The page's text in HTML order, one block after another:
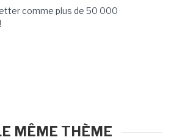
comme plus de 50 000
MÊME THÈME